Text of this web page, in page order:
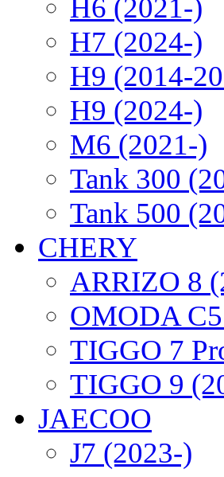
H6 (2021-)
H7 (2024-)
H9 (2014-
H9 (2024-)
M6 (2021-)
Tank 300
Tank 500
CHERY
ARRIZO 8
OMODA
TIGGO 7
TIGGO 9
JAECOO
J7 (2023-)